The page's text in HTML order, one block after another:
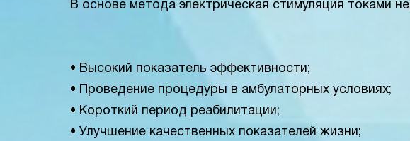
В основе метода электрическая стимуляция токами
• Высокий показатель эффективности;
• Проведение процедуры в амбулаторных условиях;
• Короткий период реабилитации;
• Улучшение качественных показателей жизни;